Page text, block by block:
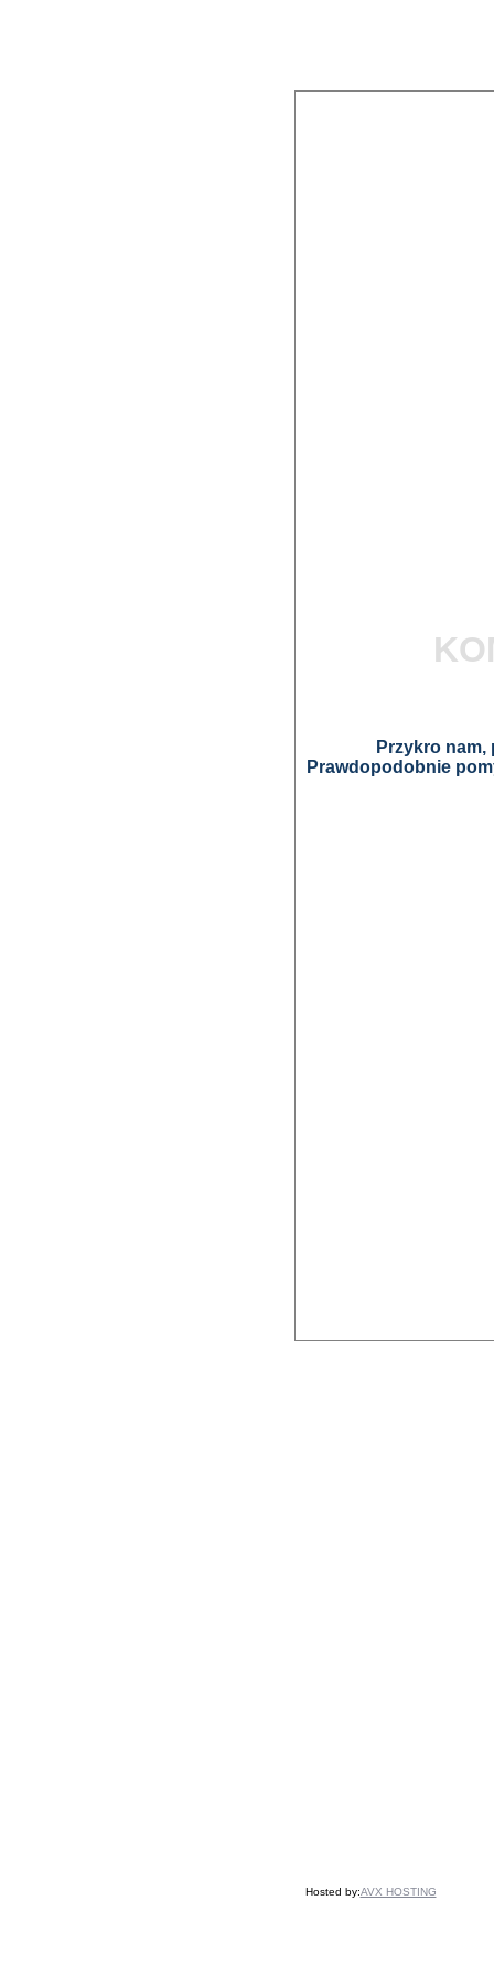
Przykro
Prawdopodobnie
Hosted by:AVX HOSTING